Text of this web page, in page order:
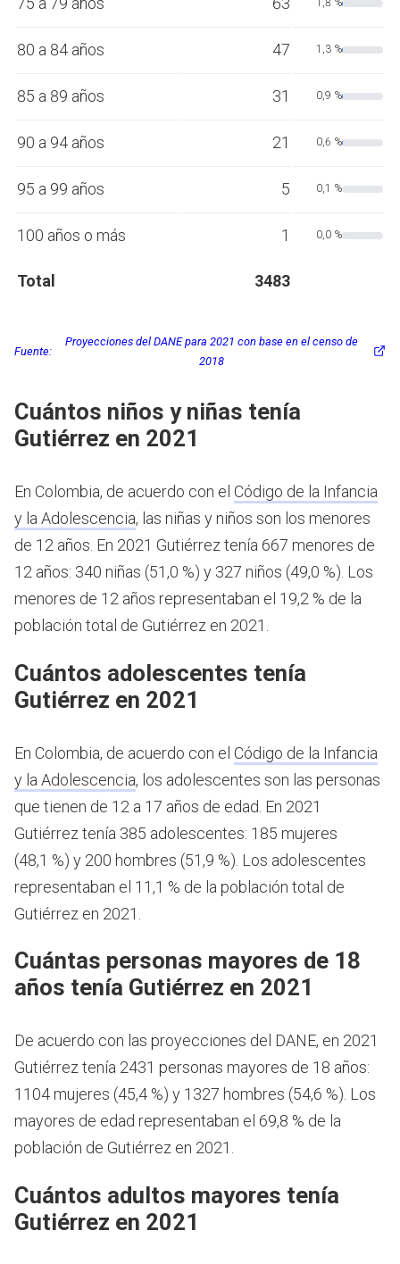
1,8 %
80 a 84 años 47 1,3 %
85 a 89 años 31 0,9 %
90 a 94 años 21 0,6 %
95 a 99 años 5 0,1 %
100 años o más 1 0,0 %
Total 3483
Fuente:
Proyecciones del DANE para 2021 con base en el censo de
2018
Cuántos niños y niñas tenía
Gutiérrez en 2021
En Colombia, de acuerdo con el Código de la Infancia
y la Adolescencia, las niñas y niños son los menores
de 12 años. En 2021 Gutiérrez tenía 667 menores de
12 años: 340 niñas (51,0 %) y 327 niños (49,0 %). Los
menores de 12 años representaban el 19,2 % de la
población total de Gutiérrez en 2021.
Cuántos adolescentes tenía
Gutiérrez en 2021
En Colombia, de acuerdo con el Código de la Infancia
y la Adolescencia, los adolescentes son las personas
que tienen de 12 a 17 años de edad. En 2021
Gutiérrez tenía 385 adolescentes: 185 mujeres
(48,1 %) y 200 hombres (51,9 %). Los adolescentes
representaban el 11,1 % de la población total de
Gutiérrez en 2021.
Cuántas personas mayores de 18
años tenía Gutiérrez en 2021
De acuerdo con las proyecciones del DANE, en 2021
Gutiérrez tenía 2431 personas mayores de 18 años:
1104 mujeres (45,4 %) y 1327 hombres (54,6 %). Los
mayores de edad representaban el 69,8 % de la
población de Gutiérrez en 2021.
Cuántos adultos mayores tenía
Gutiérrez en 2021